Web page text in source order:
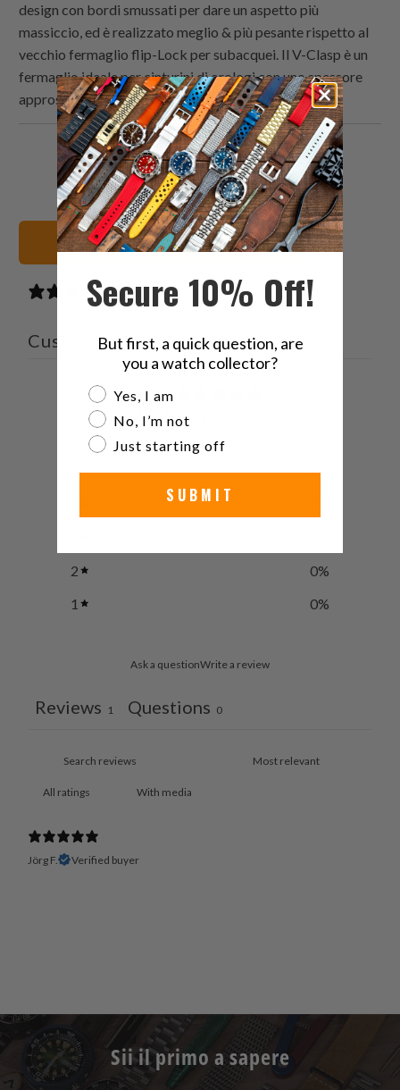
design con bordi smussati per dare un aspetto più
massiccio, ed è realizzato meglio & più pesante rispetto al
vecchio fermaglio flip-Lock per subacquei. Il V-Clasp è un
fermaglio ideale per cinturini di orologi con uno spessore
approssimativo di 4.0 - 5.0mm.
Condividi
questo
su
Twitter
Share
this
on
Facebook
Condividi
questo
su
Pinterest
Email
this
to
a
friend
Vedi tutti i cinturini
1 review
Customer reviews
5 / 51 review
100
2
0%
1
0%
Ask a questionWrite a review
Reviews 1 Questions 0
With media
Jörg F. Verified buyer
Sii il primo a sapere
Secure 10% Off!
But first, a quick question, are
you a watch collector?
Are you a watch collector?
Yes, I am
No, I’m not
Just starting off
SUBMIT